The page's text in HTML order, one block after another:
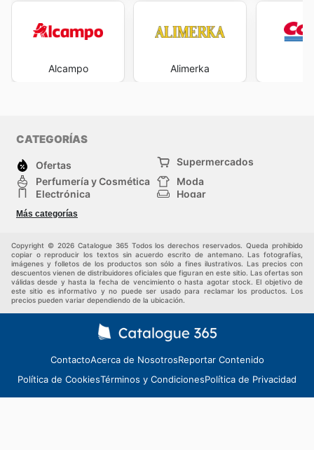
Alcampo Alimerka
CATEGORÍAS
Ofertas
Supermercados
Perfumería y Cosmética
Moda
Electrónica
Hogar
Deporte
Juguetes y bebés
Más categorías
Copyright © 2026 Catalogue 365 Todos los derechos reservados. Queda prohibido
copiar o reproducir los textos sin acuerdo escrito de antemano. Las fotografías,
imágenes y folletos de los productos son sólo a fines ilustrativos. Las precios con
descuentos vienen de distribuidores oficiales que figuran en este sitio. Las ofertas son
válidas desde y hasta la fecha de vencimiento o hasta agotar stock. El objetivo de
este sitio es informativo y no puede ser usado para reclamar los productos. Los
precios pueden variar dependiendo de la ubicación.
ContactoAcerca de NosotrosReportar Contenido
Política de CookiesTérminos y CondicionesPolítica de Privacidad